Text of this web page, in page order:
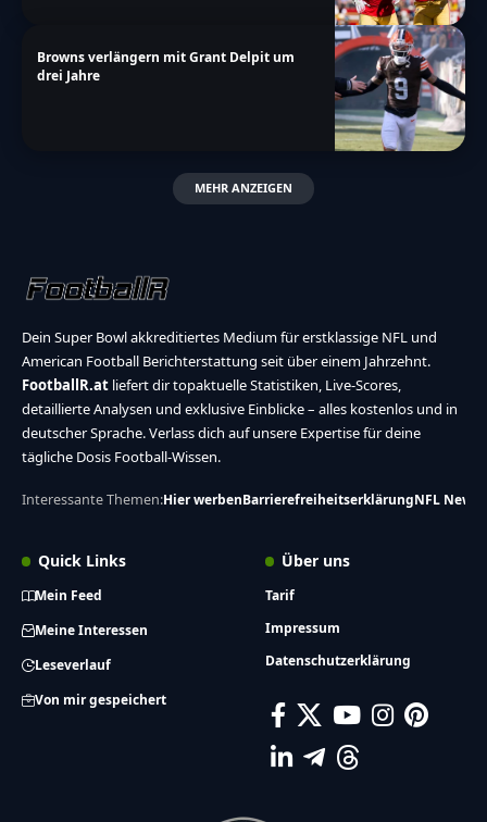
Browns verlängern mit Grant Delpit um
drei Jahre
MEHR ANZEIGEN
Dein Super Bowl akkreditiertes Medium für erstklassige NFL und
American Football Berichterstattung seit über einem Jahrzehnt.
FootballR.at liefert dir topaktuelle Statistiken, Live-Scores,
detaillierte Analysen und exklusive Einblicke – alles kostenlos und in
deutscher Sprache. Verlass dich auf unsere Expertise für deine
tägliche Dosis Football-Wissen.
Interessante Themen:Hier werbenBarrierefreiheitserklärungNFL News
Quick Links
Mein Feed
Meine Interessen
Leseverlauf
Von mir gespeichert
Über uns
Tarif
Impressum
Datenschutzerklärung